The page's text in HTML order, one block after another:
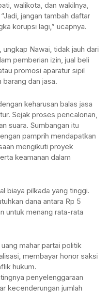
walikota, dan wakilnya,
jangan tambah daftar
korupsi lagi,” ucapnya.
Nawai, tidak jauh dari
pemberian izin, jual beli
promosi aparatur sipil
dan jasa.
keharusan balas jasa
Sejak proses pencalonan,
suara. Sumbangan itu
pamprih mendapatkan
mengikuti proyek
keamanan dalam
biaya pilkada yang tinggi.
dana antara Rp 5
untuk menang rata-rata
mahar partai politik
membayar honor saksi
hukum.
penyelenggaraan
kecenderungan jumlah